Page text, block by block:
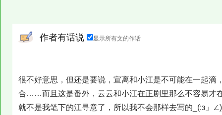
作者有话说 显示所有文的作话
很不好意思，但还是要说，宣离和小江是不可能在一起滴
合……而且这是番外，云云和小江在正剧里那么不容易才
就不是我笔下的江寻意了，所以我不会那样去写的_(:з」